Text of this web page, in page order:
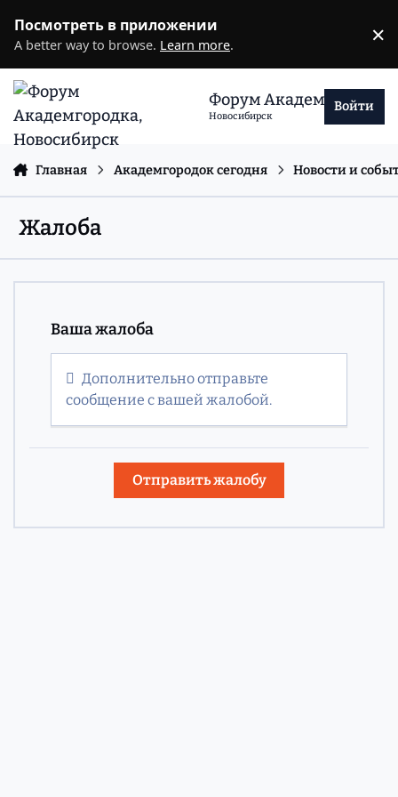
Посмотреть в приложении
A better way to browse. Learn more. ×
Форум Академгородка
Новосибирск
Войти
Главная Академгородок сегодня Новости и
Жалоба
Ваша жалоба
Дополнительно отправьте
сообщение с вашей жалобой.
Отправить жалобу